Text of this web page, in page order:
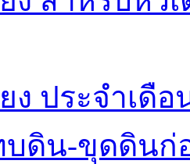
ง ประจำเดือ
ดิน-ขุดดินก่